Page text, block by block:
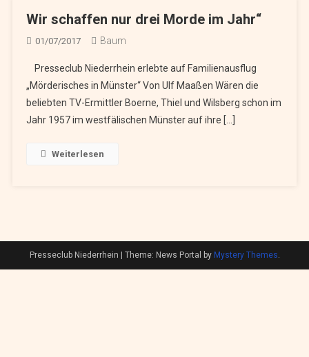
Wir schaffen nur drei Morde im Jahr“
01/07/2017 Baum
Presseclub Niederrhein erlebte auf Familienausflug
„Mörderisches in Münster“ Von Ulf Maaßen Wären die
beliebten TV-Ermittler Boerne, Thiel und Wilsberg schon im
Jahr 1957 im westfälischen Münster auf ihre […]
Weiterlesen
Presseclub Niederrhein | Theme: News Portal by Mystery Themes